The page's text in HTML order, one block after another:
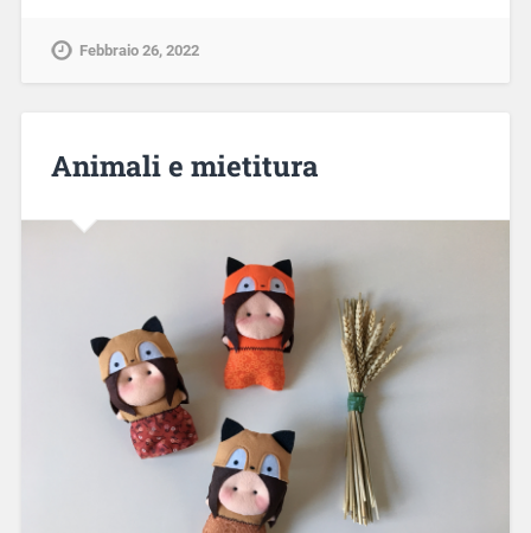
Febbraio 26, 2022
Animali e mietitura